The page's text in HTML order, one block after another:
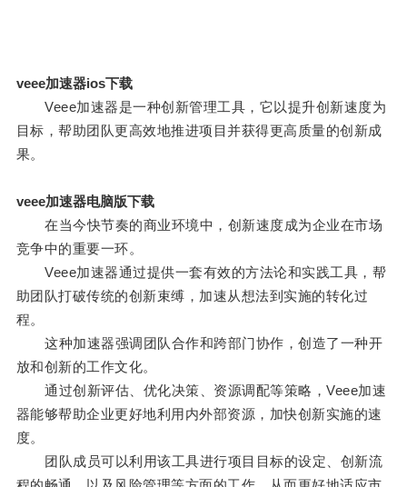
veee加速器ios下载
Veee加速器是一种创新管理工具，它以提升创新速度为
目标，帮助团队更高效地推进项目并获得更高质量的创新成
果。
veee加速器电脑版下载
在当今快节奏的商业环境中，创新速度成为企业在市场
竞争中的重要一环。
Veee加速器通过提供一套有效的方法论和实践工具，帮
助团队打破传统的创新束缚，加速从想法到实施的转化过
程。
这种加速器强调团队合作和跨部门协作，创造了一种开
放和创新的工作文化。
通过创新评估、优化决策、资源调配等策略，Veee加速
器能够帮助企业更好地利用内外部资源，加快创新实施的速
度。
团队成员可以利用该工具进行项目目标的设定、创新流